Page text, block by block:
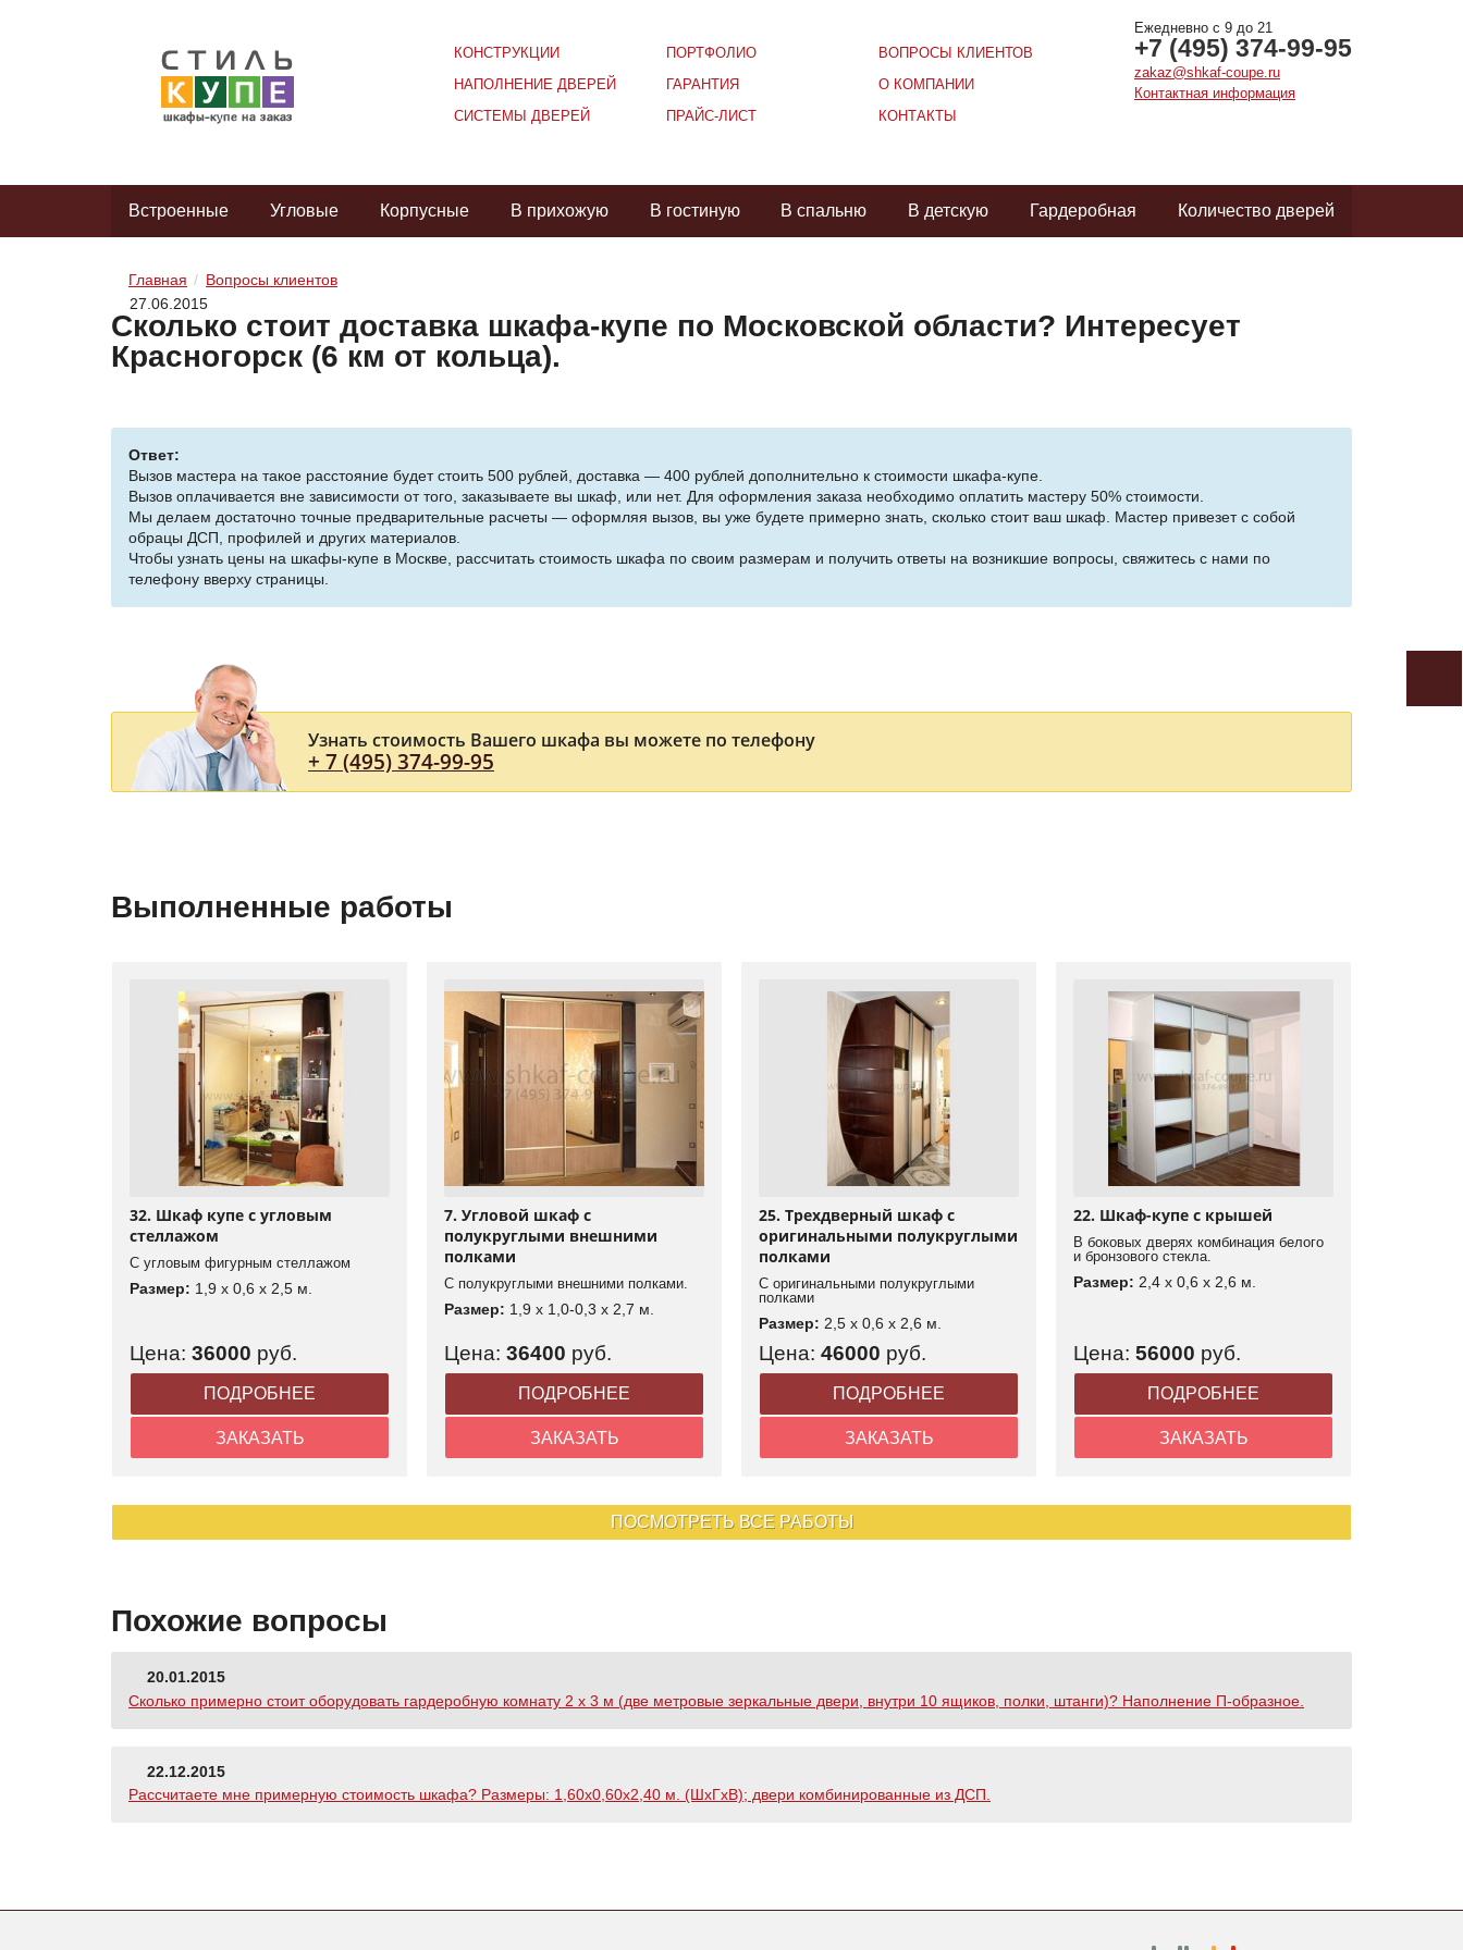
Ежедневно с 9 до 21
+7 (495) 374-99-95
zakaz@shkaf-coupe.ru
Контактная информация
КОНСТРУКЦИИ
НАПОЛНЕНИЕ ДВЕРЕЙ
СИСТЕМЫ ДВЕРЕЙ
ПОРТФОЛИО
ГАРАНТИЯ
ПРАЙС-ЛИСТ
ВОПРОСЫ КЛИЕНТОВ
О КОМПАНИИ
КОНТАКТЫ
Встроенные Угловые Корпусные В прихожую В гостиную В спальню В детскую Гардеробная Количество дверей
Главная
Вопросы клиентов
27.06.2015
Сколько стоит доставка шкафа-купе по Московской области? Интересует
Красногорск (6 км от кольца).
Ответ:
Вызов мастера на такое расстояние будет стоить 500 рублей, доставка — 400 рублей дополнительно к стоимости шкафа-купе.
Вызов оплачивается вне зависимости от того, заказываете вы шкаф, или нет. Для оформления заказа необходимо оплатить мастеру 50% стоимости.
Мы делаем достаточно точные предварительные расчеты — оформляя вызов, вы уже будете примерно знать, сколько стоит ваш шкаф. Мастер привезет с собой
обрацы ДСП, профилей и других материалов.
Чтобы узнать цены на шкафы-купе в Москве, рассчитать стоимость шкафа по своим размерам и получить ответы на возникшие вопросы, свяжитесь с нами по
телефону вверху страницы.
Узнать стоимость Вашего шкафа вы можете по телефону
+ 7 (495) 374-99-95
Выполненные работы
32. Шкаф купе с угловым
стеллажом
С угловым фигурным стеллажом
Размер: 1,9 x 0,6 x 2,5 м.
Цена: 36000 руб.
ПОДРОБНЕЕ
ЗАКАЗАТЬ
7. Угловой шкаф с
полукруглыми внешними
полками
С полукруглыми внешними полками.
Размер: 1,9 x 1,0-0,3 x 2,7 м.
Цена: 36400 руб.
ПОДРОБНЕЕ
ЗАКАЗАТЬ
25. Трехдверный шкаф с
оригинальными полукруглыми
полками
С оригинальными полукруглыми
полками
Размер: 2,5 x 0,6 x 2,6 м.
Цена: 46000 руб.
ПОДРОБНЕЕ
ЗАКАЗАТЬ
22. Шкаф-купе с крышей
В боковых дверях комбинация белого
и бронзового стекла.
Размер: 2,4 x 0,6 x 2,6 м.
Цена: 56000 руб.
ПОДРОБНЕЕ
ЗАКАЗАТЬ
ПОСМОТРЕТЬ ВСЕ РАБОТЫ
Похожие вопросы
20.01.2015
Сколько примерно стоит оборудовать гардеробную комнату 2 х 3 м (две метровые зеркальные двери, внутри 10 ящиков, полки, штанги)? Наполнение П-образное.
22.12.2015
Рассчитаете мне примерную стоимость шкафа? Размеры: 1,60х0,60х2,40 м. (ШхГхВ); двери комбинированные из ДСП.